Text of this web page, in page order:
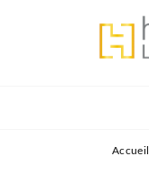
MENU
Accueil